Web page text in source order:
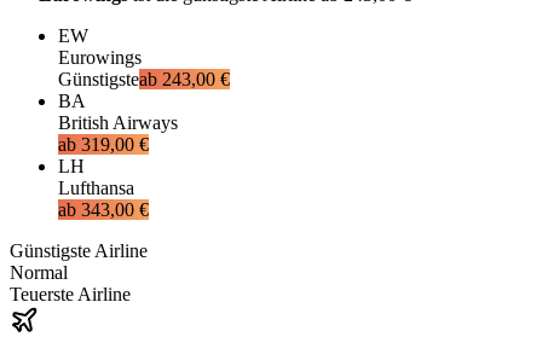
EW
Eurowings
Günstigsteab 243,00 €
BA
British Airways
ab 319,00 €
LH
Lufthansa
ab 343,00 €
Günstigste Airline
Normal
Teuerste Airline